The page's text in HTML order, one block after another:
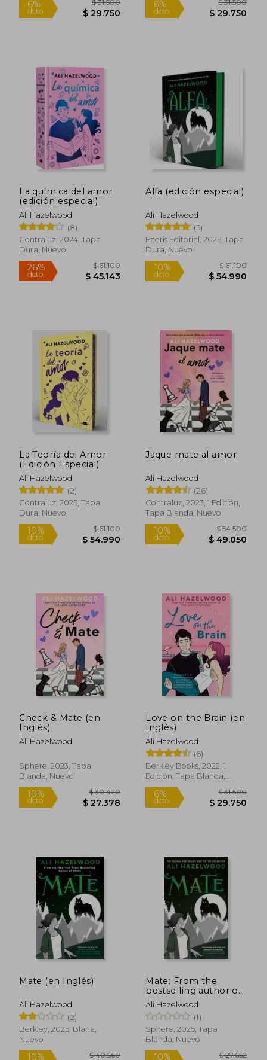
6%
dcto.
$ 31.500
$ 29.750
10%
dcto.
$
6%
dcto. $ 29.750
6%
dcto.
La química del amor
(edición especial)
Ali Hazelwood
(8)
Contraluz, 2024, Tapa
Dura, Nuevo
26%
dcto. $ 45.143
Alfa (edición especial)
Ali Hazelwood
(5)
Faeris Editorial, 2025, Tapa
Dura, Nuevo
10%
dcto.
La Teoría del Amor
(Edición Especial)
Ali Hazelwood
(2)
Contraluz, 2025, Tapa
Dura, Nuevo
10%
dcto. $ 54.990
Jaque mate al amor
Ali Hazelwood
(26)
Contraluz, 2023, 1 Edición,
Tapa Blanda, Nuevo
10%
dcto.
Check & Mate (en
Inglés)
Ali Hazelwood
Sphere, 2023, Tapa
Blanda, Nuevo
Love on the Brain (en
Inglés)
Ali Hazelwood
(6)
Berkley Books, 2022, 1
Edición, Tapa Blanda,
Nuevo
Mate (en Inglés)
Ali Hazelwood
(2)
Berkley, 2025, Blana,
Nuevo
Mate: From the
bestselling author of
Bride and The Love
Hypothesis (en
Inglés)
Ali Hazelwood
(1)
Sphere, 2025, Tapa
Blanda, Nuevo